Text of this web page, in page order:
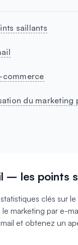
saillants
commerce
du marketing
– les points
clés sur
marketing par e-
et obtenez un